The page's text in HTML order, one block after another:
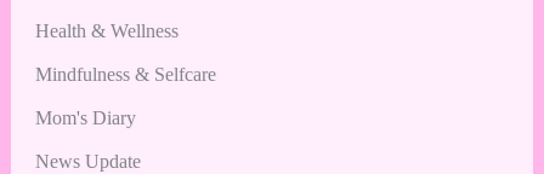
Health & Wellness
Mindfulness & Selfcare
Mom's Diary
News Update